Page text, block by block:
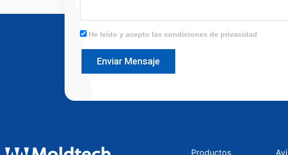
He leído y acepto las condiciones de privacidad
Enviar Mensaje
Productos